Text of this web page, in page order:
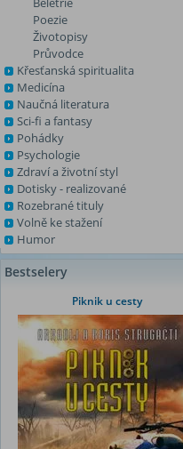
Poezie
Životopisy
Průvodce
Křesťanská spiritualita
Medicína
Naučná literatura
Sci-fi a fantasy
Pohádky
Psychologie
Zdraví a životní styl
Dotisky - realizované
Rozebrané tituly
Volně ke stažení
Humor
Bestselery
Piknik u cesty